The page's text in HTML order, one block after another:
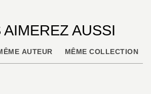
AIMEREZ AUSSI
AUTEUR MÊME COLLECTION